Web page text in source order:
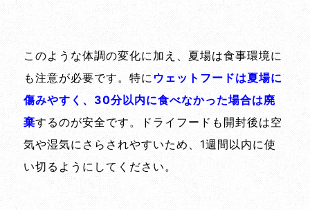
このような体調の変化に加え、夏場は食事環境に
も注意が必要です。特にウェットフードは夏場に
傷みやすく、30分以内に食べなかった場合は廃
棄するのが安全です。ドライフードも開封後は空
気や湿気にさらされやすいため、1週間以内に使
い切るようにしてください。